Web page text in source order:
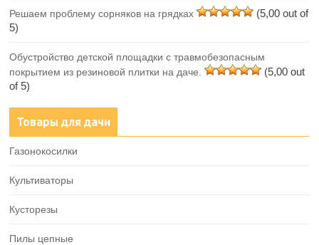
Решаем проблему сорняков на грядках
(5,00 out of
5)
Обустройство детской площадки с травмобезопасным
покрытием из резиновой плитки на даче.
(5,00 out
of 5)
Товары для дачи
Газонокосилки
Культиваторы
Кусторезы
Пилы цепные